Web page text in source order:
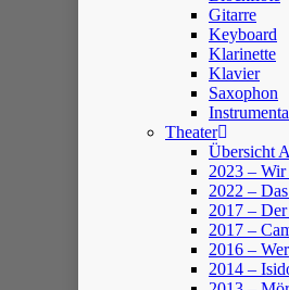
Gitarre
Keyboard
Klarinette
Klavier
Saxophon
Theater
Übersicht
2023 – Wir
2022 –
2017 –
2017 –
2016 –
2014 –